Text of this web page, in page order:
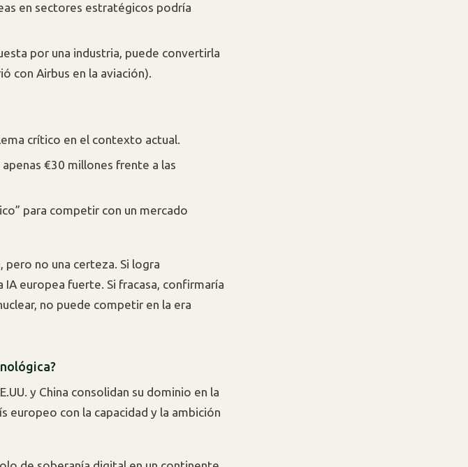
en sectores estratégicos podría
por una industria, puede convertirla
con Airbus en la aviación).
crítico en el contexto actual.
€30 millones frente a las
para competir con un mercado
no una certeza. Si logra
europea fuerte. Si fracasa, confirmaría
no puede competir en la era
y China consolidan su dominio en la
europeo con la capacidad y la ambición